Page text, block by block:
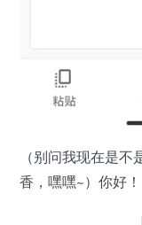
（别问我现在是
香，嘿嘿~）你好！